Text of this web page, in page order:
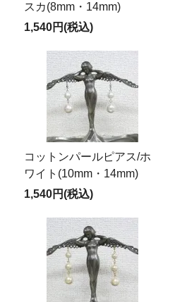
スカ(8mm・14mm)
1,540円(税込)
コットンパールピアス/ホ
ワイト(10mm・14mm)
1,540円(税込)